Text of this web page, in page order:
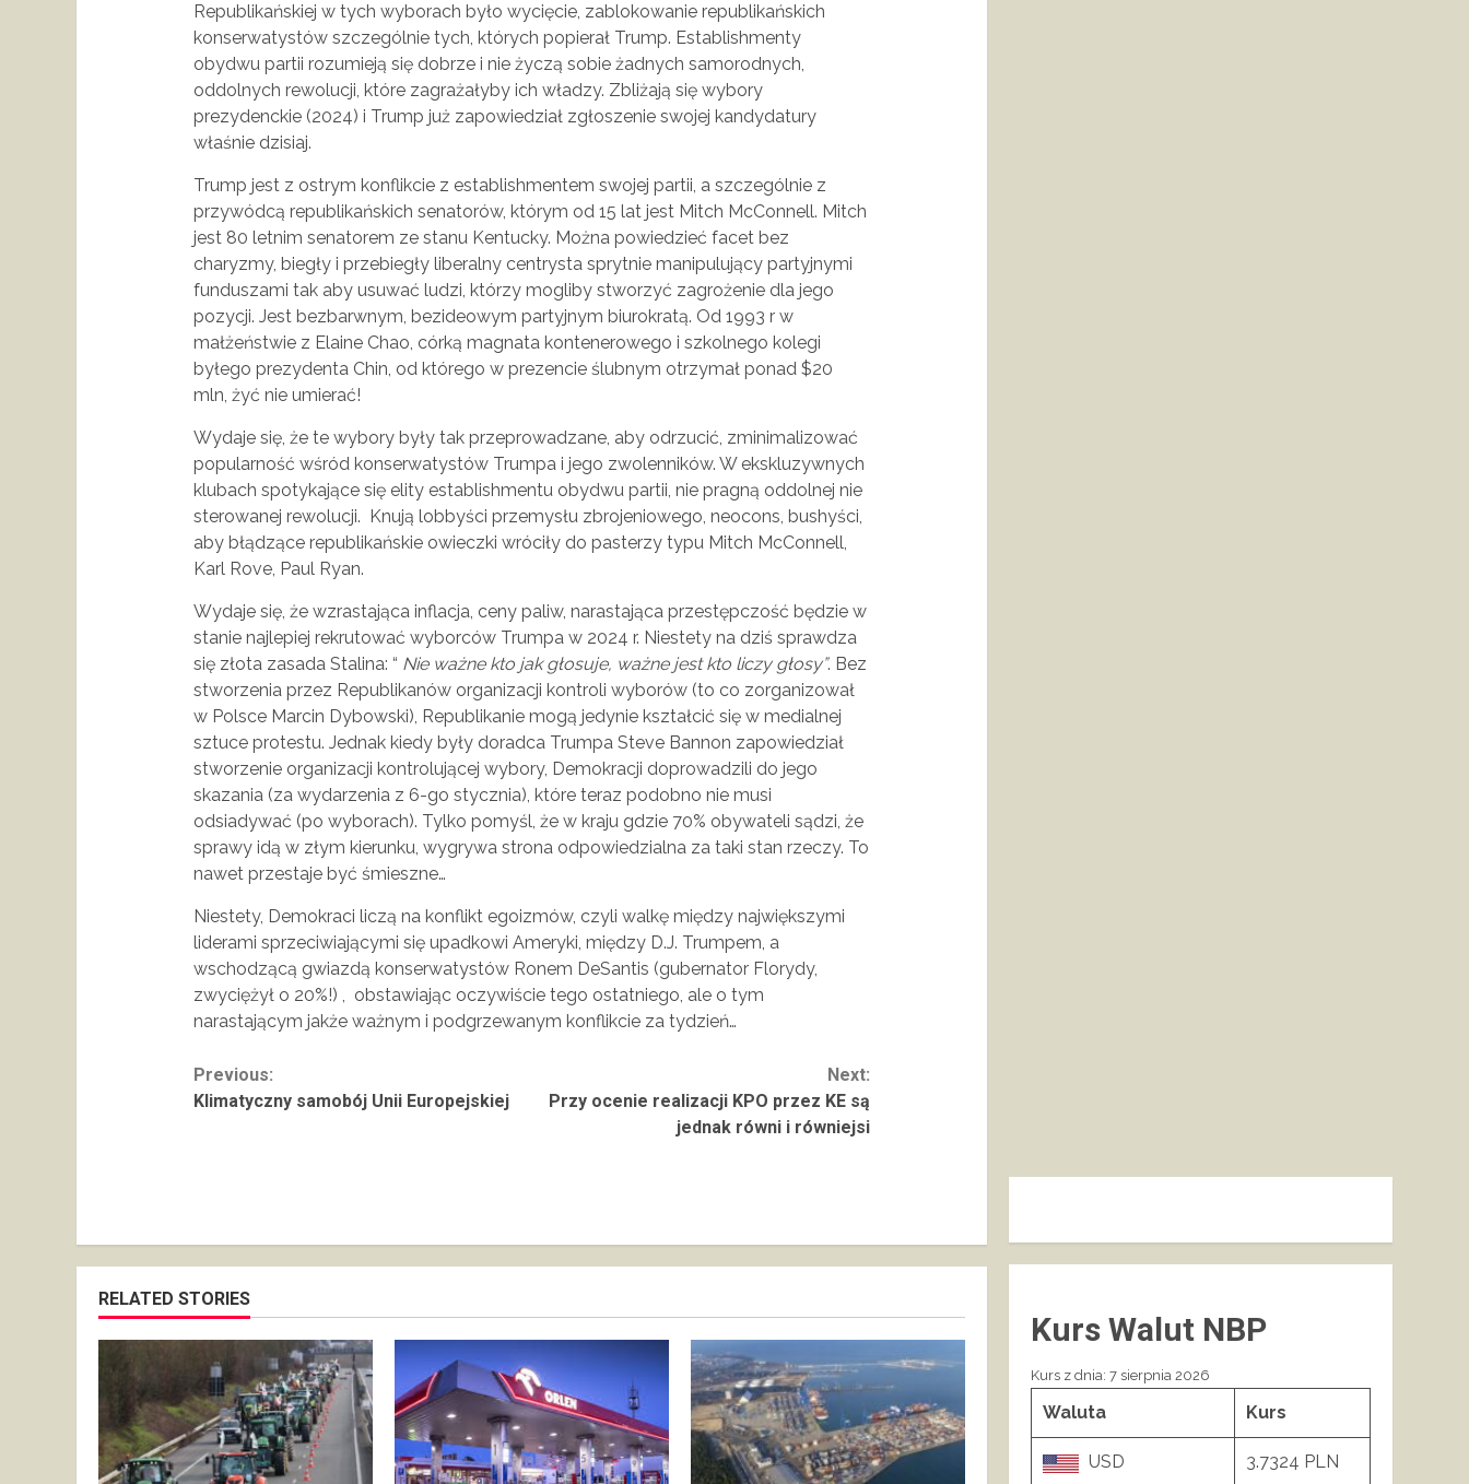
Republikańskiej w tych wyborach było wycięcie, zablokowanie republikańskich
konserwatystów szczególnie tych, których popierał Trump. Establishmenty
obydwu partii rozumieją się dobrze i nie życzą sobie żadnych samorodnych,
oddolnych rewolucji, które zagrażałyby ich władzy. Zbliżają się wybory
prezydenckie (2024) i Trump już zapowiedział zgłoszenie swojej kandydatury
właśnie dzisiaj.
Trump jest z ostrym konflikcie z establishmentem swojej partii, a szczególnie z
przywódcą republikańskich senatorów, którym od 15 lat jest Mitch McConnell. Mitch
jest 80 letnim senatorem ze stanu Kentucky. Można powiedzieć facet bez
charyzmy, biegły i przebiegły liberalny centrysta sprytnie manipulujący partyjnymi
funduszami tak aby usuwać ludzi, którzy mogliby stworzyć zagrożenie dla jego
pozycji. Jest bezbarwnym, bezideowym partyjnym biurokratą. Od 1993 r w
małżeństwie z Elaine Chao, córką magnata kontenerowego i szkolnego kolegi
byłego prezydenta Chin, od którego w prezencie ślubnym otrzymał ponad $20
mln, żyć nie umierać!
Wydaje się, że te wybory były tak przeprowadzane, aby odrzucić, zminimalizować
popularność wśród konserwatystów Trumpa i jego zwolenników. W ekskluzywnych
klubach spotykające się elity establishmentu obydwu partii, nie pragną oddolnej nie
sterowanej rewolucji. Knują lobbyści przemysłu zbrojeniowego, neocons, bushyści,
aby błądzące republikańskie owieczki wróciły do pasterzy typu Mitch McConnell,
Karl Rove, Paul Ryan.
Wydaje się, że wzrastająca inflacja, ceny paliw, narastająca przestępczość będzie w
stanie najlepiej rekrutować wyborców Trumpa w 2024 r. Niestety na dziś sprawdza
się złota zasada Stalina: “ Nie ważne kto jak głosuje, ważne jest kto liczy głosy”. Bez
stworzenia przez Republikanów organizacji kontroli wyborów (to co zorganizował
w Polsce Marcin Dybowski), Republikanie mogą jedynie kształcić się w medialnej
sztuce protestu. Jednak kiedy były doradca Trumpa Steve Bannon zapowiedział
stworzenie organizacji kontrolującej wybory, Demokracji doprowadzili do jego
skazania (za wydarzenia z 6-go stycznia), które teraz podobno nie musi
odsiadywać (po wyborach). Tylko pomyśl, że w kraju gdzie 70% obywateli sądzi, że
sprawy idą w złym kierunku, wygrywa strona odpowiedzialna za taki stan rzeczy. To
nawet przestaje być śmieszne…
Niestety, Demokraci liczą na konflikt egoizmów, czyli walkę między największymi
liderami sprzeciwiającymi się upadkowi Ameryki, między D.J. Trumpem, a
wschodzącą gwiazdą konserwatystów Ronem DeSantis (gubernator Florydy,
zwyciężył o 20%!) , obstawiając oczywiście tego ostatniego, ale o tym
narastającym jakże ważnym i podgrzewanym konflikcie za tydzień…
Continue
Previous:
Klimatyczny samobój Unii Europejskiej
Next:
Przy ocenie realizacji KPO przez KE są
jednak równi i równiejsi
RELATED STORIES
Kurs Walut NBP
Kurs z dnia: 7 sierpnia 2026
Waluta Kurs
USD 3.7324 PLN